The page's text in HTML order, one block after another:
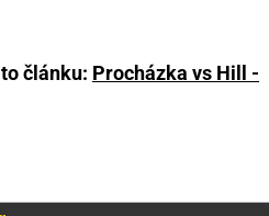
článku: Procházka vs Hill -